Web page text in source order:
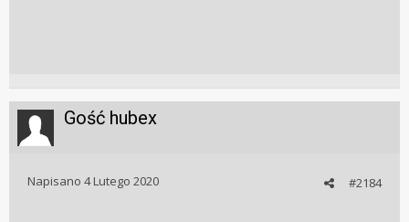
Gość hubex
#2184
Napisano 4 Lutego 2020